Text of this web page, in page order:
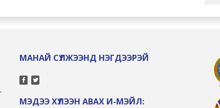
МАНАЙ СҮЛЖЭЭНД НЭГДЭЭРЭЙ
МЭДЭЭ ХҮЛЭЭН АВАХ И-МЭЙЛ: